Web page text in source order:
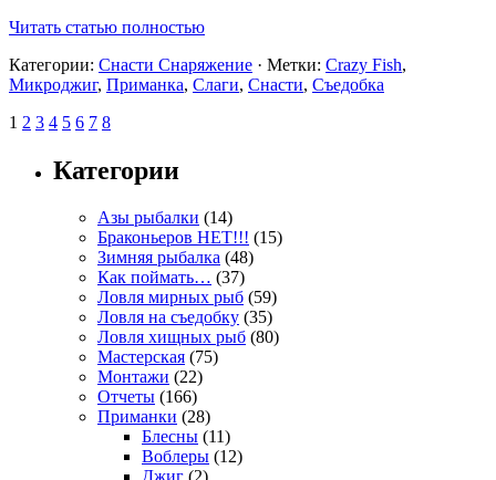
Читать статью полностью
Категории: Снасти Снаряжение · Метки: Crazy Fish,
Микроджиг, Приманка, Слаги, Снасти, Съедобка
1 2 3 4 5 6 7 8
Категории
Азы рыбалки (14)
Браконьеров НЕТ!!! (15)
Зимняя рыбалка (48)
Как поймать… (37)
Ловля мирных рыб (59)
Ловля на съедобку (35)
Ловля хищных рыб (80)
Мастерская (75)
Монтажи (22)
Отчеты (166)
Приманки (28)
Блесны (11)
Воблеры (12)
Джиг (2)